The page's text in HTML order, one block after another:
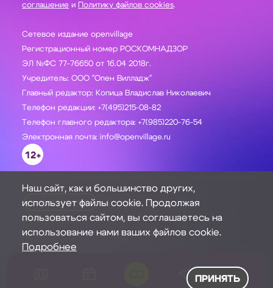
соглашение и Политику файлов cookies.
Сетевое издание openvillage
Регистрационный номер РОСКОМНАДЗОР
ЭЛ №ФС 77-76650 от 16.04 2018г.
Учредитель: ООО "Опен Вилладж"
Главный редактор: Копица Владислав Николаевич
Телефон редакции: +7(495)215-08-82
Телефон главного редактора: +7(985)220-76-54
Электронная почта: info@openvillage.ru
12+
ЗАДАТЬ ВОПРОС
Наш сайт, как и большинство других,
использует файлы cookie. Продолжая
пользоваться сайтом, вы соглашаетесь на
использование нами ваших файлов cookie.
Подробнее
ПРИНЯТЬ